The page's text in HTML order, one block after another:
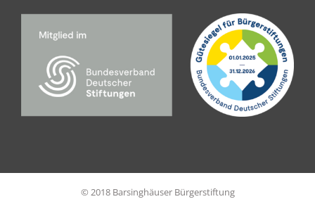
© 2018 Barsinghäuser Bürgerstiftung